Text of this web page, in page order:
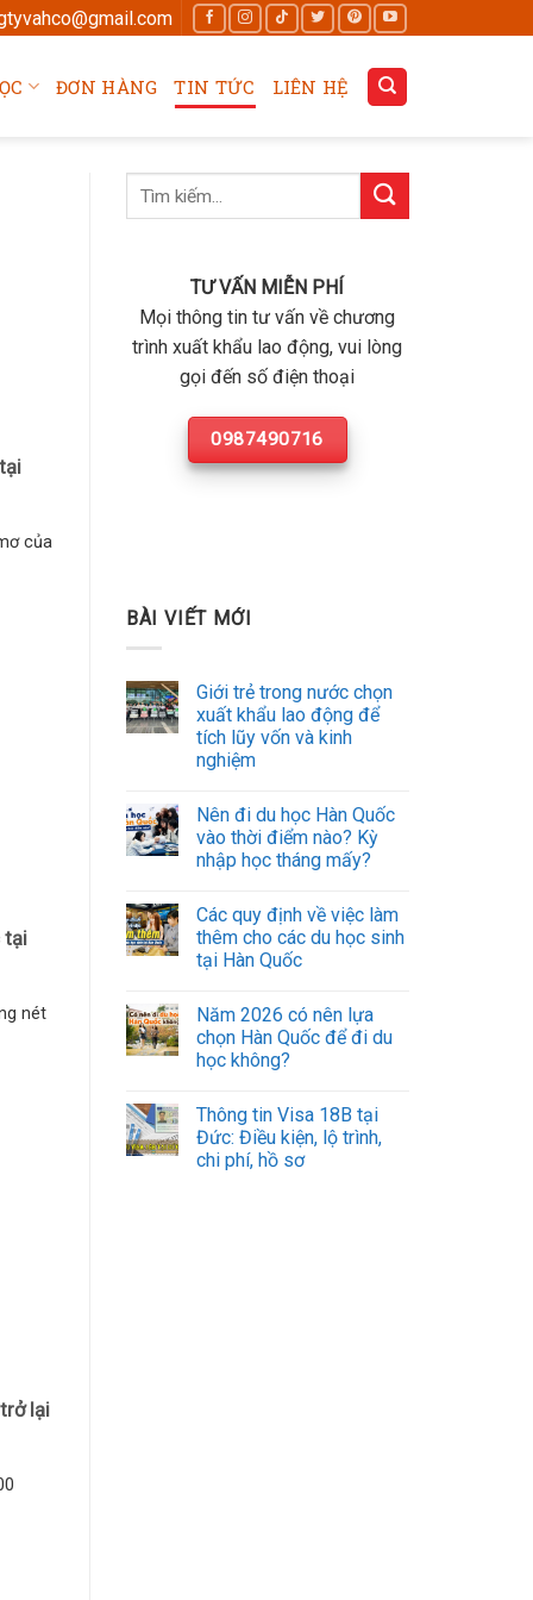
ĐƠN HÀNG TIN TỨC LIÊN HỆ
của
tại
nét
lại
TƯ VẤN MIỄN PHÍ
Mọi thông tin tư vấn về chương
trình xuất khẩu lao động, vui lòng
gọi đến số điện thoại
0987490716
BÀI VIẾT MỚI
Giới trẻ trong nước chọn
xuất khẩu lao động để
tích lũy vốn và kinh
nghiệm
Nên đi du học Hàn Quốc
vào thời điểm nào? Kỳ
nhập học tháng mấy?
Các quy định về việc làm
thêm cho các du học sinh
tại Hàn Quốc
Năm 2026 có nên lựa
chọn Hàn Quốc để đi du
học không?
Thông tin Visa 18B tại
Đức: Điều kiện, lộ trình,
chi phí, hồ sơ